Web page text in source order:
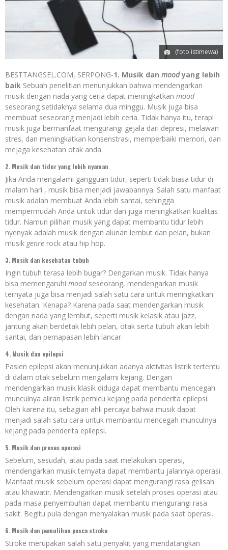
(foto istimewa)
BESTTANGSEL.COM, SERPONG-1. Musik dan moodyang lebih
baik Sebuah penelitian menunjukkan bahwa mendengarkan
musik dengan nada yang ceria dapat meningkatkan mood
seseorang setidaknya selama dua minggu. Musik juga bisa
membuat seseorang menjadi lebih ceria. Tidak hanya itu, terapi
musik juga bermanfaat mengurangi gejala dari depresi, melawan
stres, dan meningkatkan konsenstrasi, memperbaiki memori, dan
mejaga kesehatan otak anda.
2. Musik dan tidur yang lebih nyaman
Jika Anda mengalami gangguan tidur, seperti tidak biasa tidur di
malam hari , musik bisa menjadi jawabannya. Salah satu manfaat
musik adalah membuat Anda lebih santai, sehingga
mempermudah Anda untuk tidur dan juga meningkatkan kualitas
tidur. Namun pilihan musik yang dapat membantu tidur lebih
nyenyak adalah musik dengan alunan lembut dan pelan, bukan
musik genre rock atau hip hop.
3. Musik dan kesehatan tubuh
Ingin tubuh terasa lebih bugar? Dengarkan musik. Tidak hanya
bisa memengaruhi moodseseorang, mendengarkan musik
ternyata juga bisa menjadi salah satu cara untuk meningkatkan
kesehatan. Kenapa? Karena pada saat mendengarkan musik
dengan nada yang lembut, seperti musik kelasik atau jazz,
jantung akan berdetak lebih pelan, otak serta tubuh akan lebih
santai, dan pernapasan lebih lancar.
4. Musik dan epilepsi
Pasien epilepsi akan menunjukkan adanya aktivitas listrik tertentu
di dalam otak sebelum mengalami kejang. Dengan
mendengarkan musik klasik diduga dapat membantu mencegah
munculnya aliran listrik pemicu kejang pada penderita epilepsi.
Oleh karena itu, sebagian ahli percaya bahwa musik dapat
menjadi salah satu cara untuk membantu mencegah munculnya
kejang pada penderita epilepsi.
5. Musik dan proses operasi
Sebelum, sesudah, atau pada saat melakukan operasi,
mendengarkan musik ternyata dapat membantu jalannya operasi.
Manfaat musik sebelum operasi dapat mengurangi rasa gelisah
atau khawatir. Mendengarkan musik setelah proses operasi atau
pada masa penyembuhan dapat membantu mengurangi rasa
sakit. Begitu pula dengan menyalakan musik pada saat operasi.
6. Musik dan pemulihan pasca stroke
Stroke merupakan salah satu penyakit yang mendatangkan